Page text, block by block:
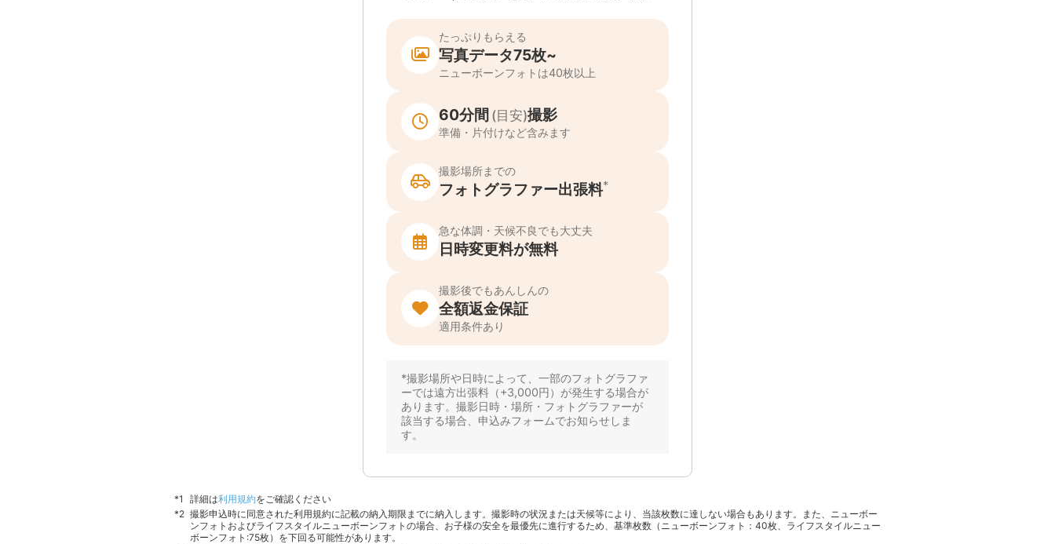
該当する場合、申込みフォームでお知らせしま
詳細は利用規約をご確認ください
撮影申込時に同意された利用規約に記載の納入期限までに納入します。撮影時の状況または天候等により、当該枚数に達しない場合もあります。また、ニューボー
ンフォトおよびライフスタイルニューボーンフォトの場合、お子様の安全を最優先に進行するため、基準枚数（ニューボーンフォト：40枚、ライフスタイルニュー
ボーンフォト:75枚）を下回る可能性があります。